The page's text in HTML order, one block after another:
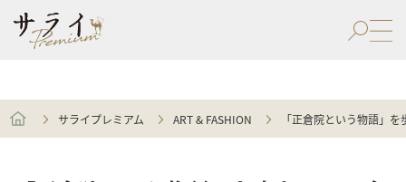
サライプレミアム ART & FASHION 「正倉院という物語」